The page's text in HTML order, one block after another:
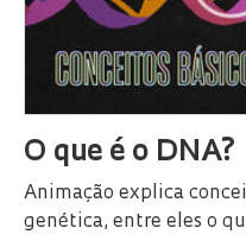
O que é o DNA?
Animação explica
genética, entre eles o